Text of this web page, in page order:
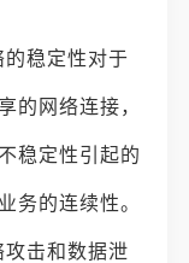
稳定性对于
的网络连接，
稳定性引起的
务的连续性。
击和数据泄